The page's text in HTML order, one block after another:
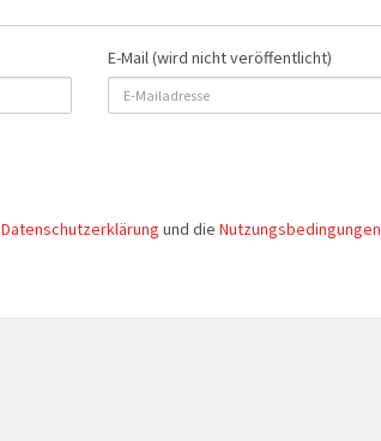
E-Mail (wird nicht veröffentlicht)
Datenschutzerklärung und die Nutzungsbedingungen